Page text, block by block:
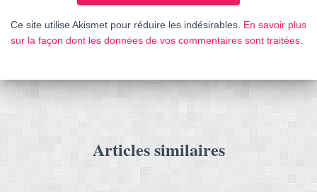
Ce site utilise Akismet pour réduire les indésirables. En savoir plus
sur la façon dont les données de vos commentaires sont traitées.
Articles similaires